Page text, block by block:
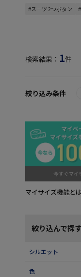
#スーツ 2つボタン
検索結果： 1件
絞り込み条件
マイサイズ機能と
絞り込んで探
シルエット
色